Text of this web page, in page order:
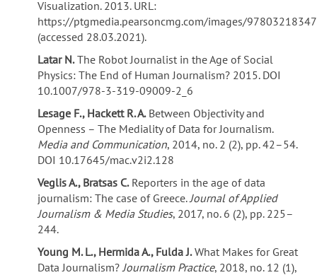
Visualization. 2013. URL:
https://ptgmedia.pearsoncmg.com/images/
(accessed 28.03.2021).
Latar N.The Robot Journalist in the Age of Social
Physics: The End of Human Journalism? 2015. DOI
10.1007/978-3-319-09009-2_6
Lesage F., Hackett R. A.Between Objectivity and
Openness – The Mediality of Data for Journalism.
Media and Communication, 2014, no. 2 (2), pp. 42–54.
DOI 10.17645/mac.v2i2.128
Veglis A., Bratsas C.Reporters in the age of data
journalism: The case of Greece.Journal of Applied
Journalism & Media Studies, 2017, no. 6 (2), pp. 225–
244.
Young M. L., Hermida A., Fulda J.What Makes for Great
Data Journalism?Journalism Practice, 2018, no. 12 (1),